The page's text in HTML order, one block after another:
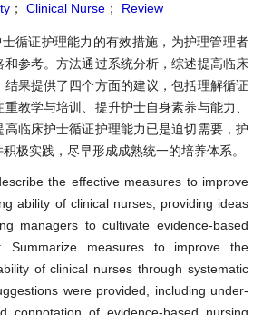
； Clinical Nurse ； Review
循证护理能力的有效措施，为护理管理者
参考。方法通过系统分析，综述提高临床
果提供了四个方面的建议，包括理解循证
教学与培训、提升护士自身素养与能力、
临床护士循证护理能力已是迫切需要，护
极实践，尽早形成成熟统一的培养体系。
the effective measures to improve
ability of clinical nurses, providing ideas
managers to cultivate evidence-based
Summarize measures to improve the
of clinical nurses through systematic
were provided, including under-